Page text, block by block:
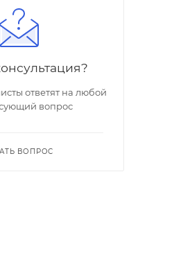
ответят на любой
вопрос
ВОПРОС